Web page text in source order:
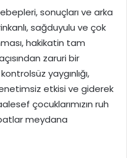
sonuçları ve arka
sağduyulu ve çok
hakikatin tam
zaruri bir
yaygınlığı,
etkisi ve giderek
çocuklarımızın ruh
meydana